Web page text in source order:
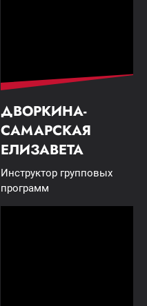
ДВОРКИНА-
САМАРСКАЯ
ЕЛИЗАВЕТА
Инструктор групповых
программ